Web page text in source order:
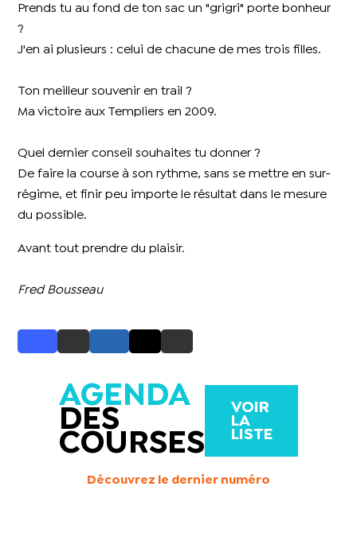
Prends tu au fond de ton sac un "grigri" porte bonheur
?
J'en ai plusieurs : celui de chacune de mes trois filles.
Ton meilleur souvenir en trail ?
Ma victoire aux Templiers en 2009.
Quel dernier conseil souhaites tu donner ?
De faire la course à son rythme, sans se mettre en sur-
régime, et finir peu importe le résultat dans le mesure
du possible.
Avant tout prendre du plaisir.
Fred Bousseau
AGENDA
DES
COURSES
VOIR
LA
LISTE
Découvrez le dernier numéro